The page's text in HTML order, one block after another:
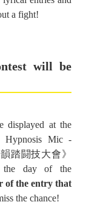
a fight!
will be
displayed at the
Hypnosis Mic -
踏闘技大會》
the day of the
of the entry that
the chance!